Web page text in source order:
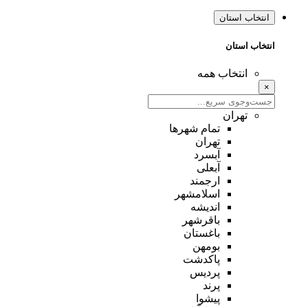
انتخاب استان
انتخاب استان
انتخاب همه
×
تهران
تمام شهر‌ها
تهران
آبسرد
آبعلی
ارجمند
اسلامشهر
اندیشه
باقرشهر
باغستان
بومهن
پاکدشت
پردیس
پرند
پیشوا